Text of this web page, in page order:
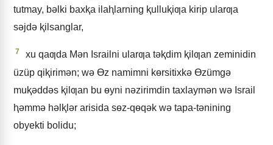
tutmay, bǝlki baxⱪa ilaⱨlarning ⱪulluⱪiƣa kirip ularƣa
sǝjdǝ ⱪilsanglar,
7
xu qaƣda Mǝn Israilni ularƣa tǝⱪdim ⱪilƣan zeminidin
üzüp qiⱪirimǝn; wǝ Ɵz namimni kɵrsitixkǝ Ɵzümgǝ
muⱪǝddǝs ⱪilƣan bu ɵyni nǝzirimdin taxlaymǝn wǝ Israil
ⱨǝmmǝ hǝlⱪlǝr arisida sɵz-qɵqǝk wǝ tapa-tǝnining
obyekti bolidu;